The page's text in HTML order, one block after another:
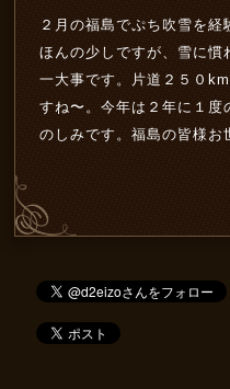
２月の福島でぷち吹雪を経
ほんの少しですが、雪に慣
一大事です。片道２５０
すね〜。今年は２年に１度
のしみです。福島の皆様お